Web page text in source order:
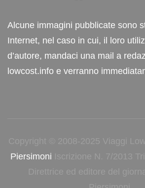
Alcune immagini pubblicate sono
Internet, nel caso in cui, il loro
d’autore, mandaci una mail a
lowcost.info e verranno
Copyright © 2008-2025 Viaggi
Piersimoni Iscrizione N. 7/2013
Direttrice ed editore del